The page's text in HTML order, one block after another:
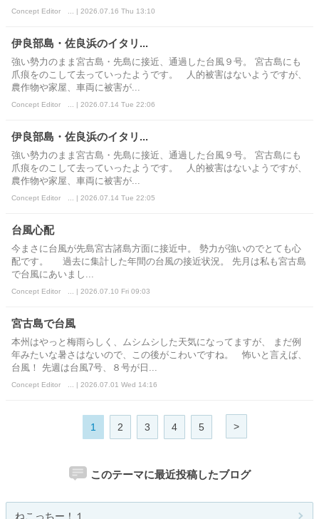
Concept Editor ... | 2026.07.16 Thu 13:10
伊良部島・佐良浜のイタリ...
強い勢力のまま宮古島・先島に接近、通過した台風９号。 宮古島にも
爪痕をのこして去っていったようです。 人的被害はないようですが、
農作物や家屋、車両に被害が...
Concept Editor ... | 2026.07.14 Tue 22:06
伊良部島・佐良浜のイタリ...
強い勢力のまま宮古島・先島に接近、通過した台風９号。 宮古島にも
爪痕をのこして去っていったようです。 人的被害はないようですが、
農作物や家屋、車両に被害が...
Concept Editor ... | 2026.07.14 Tue 22:05
台風心配
今まさに台風が先島宮古諸島方面に接近中。 勢力が強いのでとても心
配です。 過去に集計した年間の台風の接近状況。 先月は私も宮古島
で台風にあいまし...
Concept Editor ... | 2026.07.10 Fri 09:03
宮古島で台風
本州はやっと梅雨らしく、ムシムシした天気になってますが、 まだ例
年みたいな暑さはないので、この後がこわいですね。 怖いと言えば、
台風！ 先週は台風7号、８号が日...
Concept Editor ... | 2026.07.01 Wed 14:16
1 2 3 4 5 >
このテーマに最近投稿したブログ
ねこっちー！１